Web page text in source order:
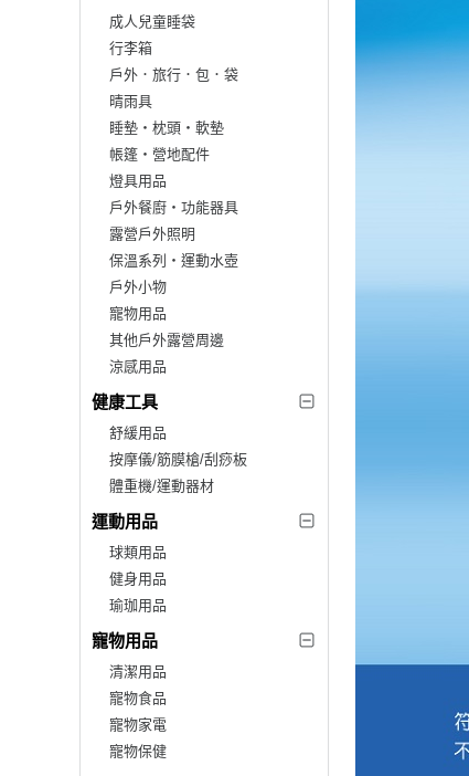
成人兒童睡袋
行李箱
戶外．旅行．包．袋
晴雨具
睡墊‧枕頭‧軟墊
帳篷‧營地配件
燈具用品
戶外餐廚‧功能器具
露營戶外照明
保溫系列‧運動水壺
戶外小物
寵物用品
其他戶外露營周邊
涼感用品
健康工具
舒緩用品
按摩儀/筋膜槍/刮痧板
體重機/運動器材
運動用品
球類用品
健身用品
瑜珈用品
寵物用品
清潔用品
寵物食品
寵物家電
寵物保健